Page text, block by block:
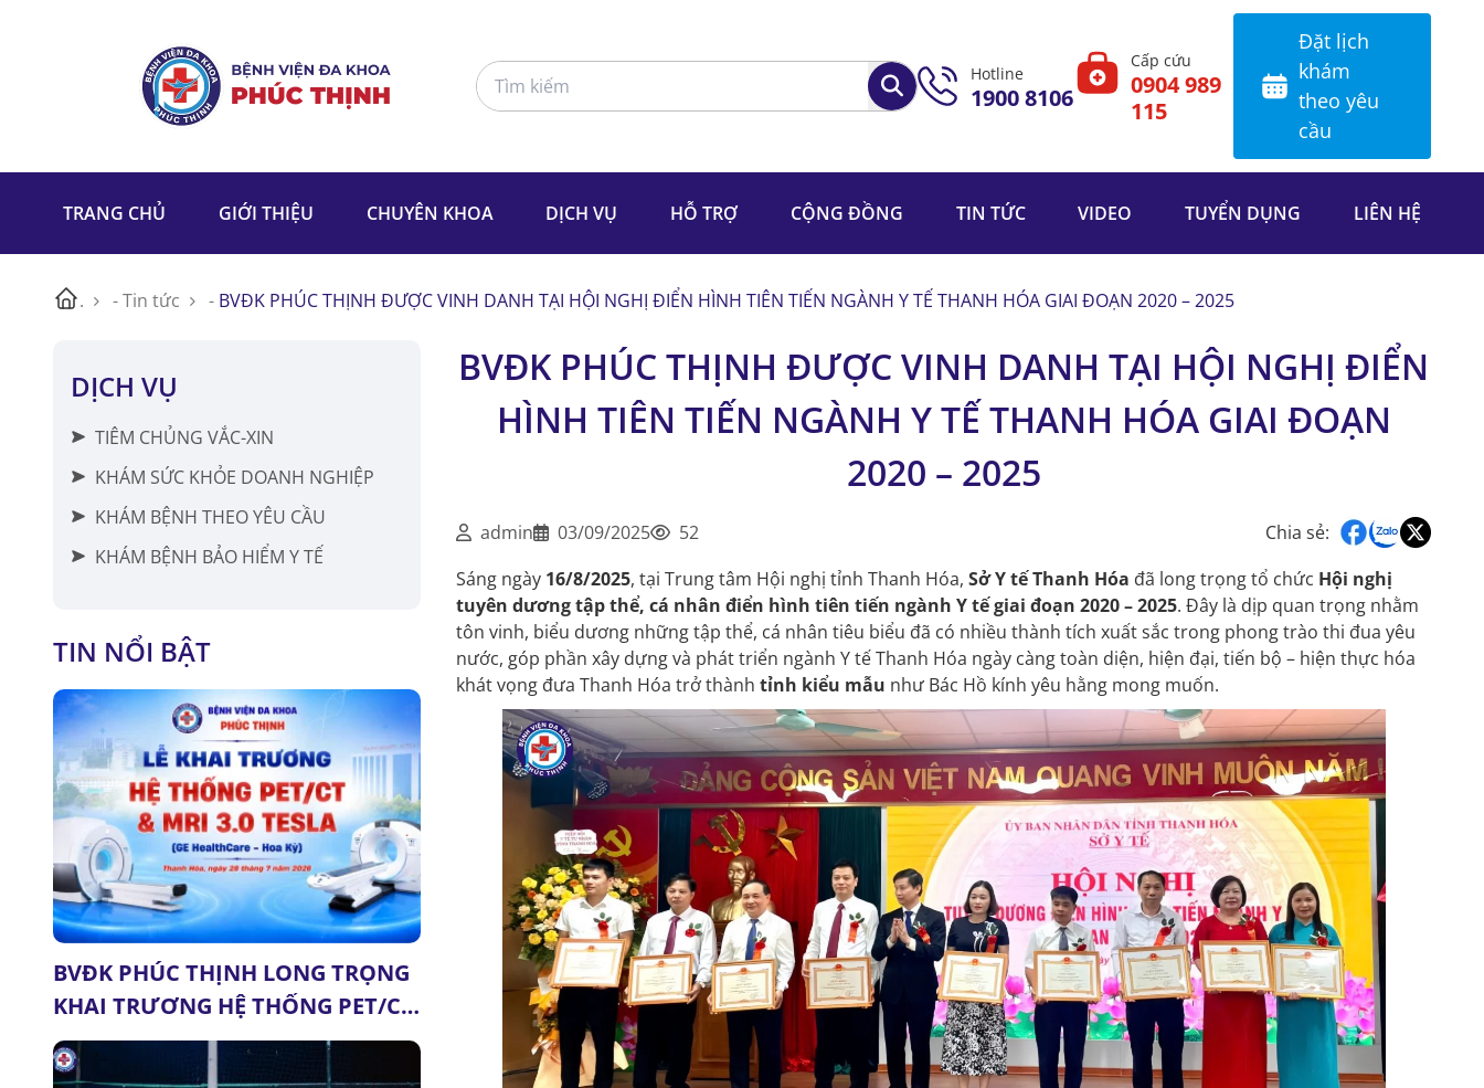
Hotline
1900 8106
Cấp cứu
0904 989
115
Đặt lịch
khám
theo yêu
cầu
TRANG CHỦ GIỚI THIỆU CHUYÊN KHOA DỊCH VỤ HỖ TRỢ CỘNG ĐỒNG TIN TỨC VIDEO TUYỂN DỤNG LIÊN HỆ
. -Tin tức - BVĐK PHÚC THỊNH ĐƯỢC VINH DANH TẠI HỘI NGHỊ ĐIỂN HÌNH TIÊN TIẾN NGÀNH Y TẾ THANH HÓA GIAI ĐOẠN 2020 – 2025
DỊCH VỤ
TIÊM CHỦNG VẮC-XIN
KHÁM SỨC KHỎE DOANH NGHIỆP
KHÁM BỆNH THEO YÊU CẦU
KHÁM BỆNH BẢO HIỂM Y TẾ
TIN NỔI BẬT
BVĐK PHÚC THỊNH LONG TRỌNG
KHAI TRƯƠNG HỆ THỐNG PET/CT
& MRI 3.0 TESLA (GE HEALTHCARE
– HOA KỲ): DẤU MỐC QUAN
BVĐK PHÚC THỊNH ĐƯỢC VINH DANH TẠI HỘI NGHỊ ĐIỂN
HÌNH TIÊN TIẾN NGÀNH Y TẾ THANH HÓA GIAI ĐOẠN
2020 – 2025
admin 03/09/2025 52
Chia sẻ:
Sáng ngày 16/8/2025, tại Trung tâm Hội nghị tỉnh Thanh Hóa, Sở Y tế Thanh Hóa đã long trọng tổ chức Hội nghị
tuyên dương tập thể, cá nhân điển hình tiên tiến ngành Y tế giai đoạn 2020 – 2025. Đây là dịp quan trọng nhằm
tôn vinh, biểu dương những tập thể, cá nhân tiêu biểu đã có nhiều thành tích xuất sắc trong phong trào thi đua yêu
nước, góp phần xây dựng và phát triển ngành Y tế Thanh Hóa ngày càng toàn diện, hiện đại, tiến bộ – hiện thực hóa
khát vọng đưa Thanh Hóa trở thành tỉnh kiểu mẫu như Bác Hồ kính yêu hằng mong muốn.